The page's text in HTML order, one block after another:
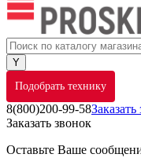
Подобрать технику
8(800)200-99-58
Заказать звонок
Оставьте Ваше